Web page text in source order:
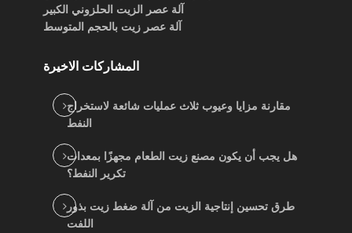
آلة عصر الزيت الحلزوني الكبير
آلة عصر زيت بالحجم المتوسط
المشاركات الاخيرة
مقارنة مزايا وعيوب ثلاث عمليات شائعة لاستخراج
النفط
هل يجب أن يكون مصنع زيت الطعام مجهزًا بمعدات
تكرير النفط؟
طرق تحسين إنتاجية الزيت من آلة ضغط زيت بذور
اللفت